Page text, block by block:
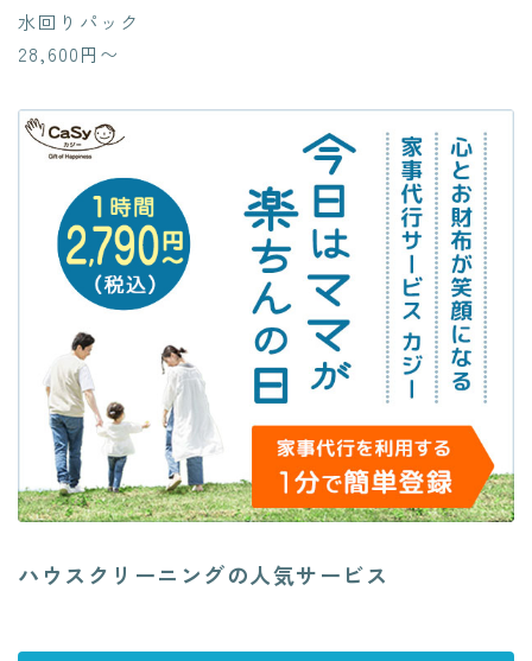
水回りパック
28,600円〜
ハウスクリーニングの人気サービス